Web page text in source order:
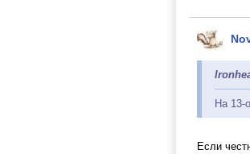
На 13-
Если